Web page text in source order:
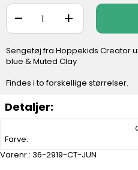
Farve:
Varenr.: 36-2919-CT-JUN
+
-
Sengetøj fra Hoppekids Creator
blue & Muted Clay
Findes i to forskellige størrelser.